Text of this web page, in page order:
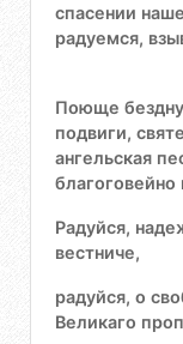
спасении
радуемся,
Поюще бездну
подвиги,
ангельская
благоговейно
Радуйся,
вестниче,
радуйся, о
Великаго